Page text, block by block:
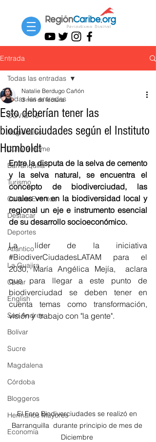
Entrada
Todas las entradas
COVID-19
Regionales
Cultura Home
Barranquilla
Turismo
Cultura Eventos
Destacar
Deportes
Atlántico
La Guajira
Cesar
English
San Andres
Bolívar
Sucre
Magdalena
Córdoba
Bloggeros
Hermanos Mayores
Economía
Todas las entradas
Esto deberían tener las
biodiverciudades según el Instituto
Humboldt
Natalie Berdugo Cañón
3 min de lectura
Entre la disputa de la selva de cemento
y la selva natural, se encuentra el
concepto de biodiverciudad, las
cuales ven en la biodiversidad local y
regional un eje e instrumento esencial
de su desarrollo socioeconómico.
#BiodiverCiudadesLATAM para el
2030, María Angélica Mejía,  aclara
que para llegar a este punto de
biodiverciudad se deben tener en
cuenta temas como transformación,
visión y  trabajo con "la gente".
El Foro Biodiverciudades se realizó en
Barranquilla  durante principio de mes de
Diciembre